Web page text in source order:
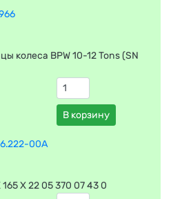
колеса BPW 10-12 Tons (SN
В корзину
00A
X 22 05 370 07 43 0